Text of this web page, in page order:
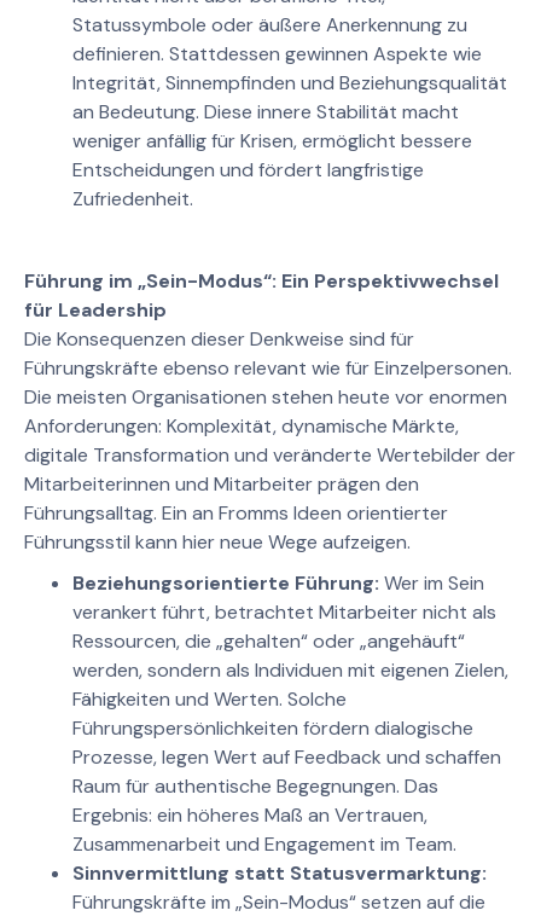
Statussymbole oder äußere Anerkennung zu
definieren. Stattdessen gewinnen Aspekte wie
Integrität, Sinnempfinden und Beziehungsqualität
an Bedeutung. Diese innere Stabilität macht
weniger anfällig für Krisen, ermöglicht bessere
Entscheidungen und fördert langfristige
Zufriedenheit.
Führung im „Sein-Modus“: Ein Perspektivwechsel
für Leadership
Die Konsequenzen dieser Denkweise sind für
Führungskräfte ebenso relevant wie für Einzelpersonen.
Die meisten Organisationen stehen heute vor enormen
Anforderungen: Komplexität, dynamische Märkte,
digitale Transformation und veränderte Wertebilder der
Mitarbeiterinnen und Mitarbeiter prägen den
Führungsalltag. Ein an Fromms Ideen orientierter
Führungsstil kann hier neue Wege aufzeigen.
Beziehungsorientierte Führung: Wer im Sein
verankert führt, betrachtet Mitarbeiter nicht als
Ressourcen, die „gehalten“ oder „angehäuft“
werden, sondern als Individuen mit eigenen Zielen,
Fähigkeiten und Werten. Solche
Führungspersönlichkeiten fördern dialogische
Prozesse, legen Wert auf Feedback und schaffen
Raum für authentische Begegnungen. Das
Ergebnis: ein höheres Maß an Vertrauen,
Zusammenarbeit und Engagement im Team.
Sinnvermittlung statt Statusvermarktung:
Führungskräfte im „Sein-Modus“ setzen auf die